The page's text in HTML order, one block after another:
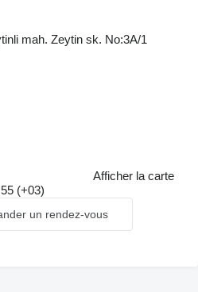
mah. Zeytin sk. No:3A/1
Afficher la carte
(+03)
un rendez-vous